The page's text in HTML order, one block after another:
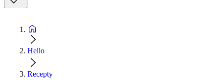
Hello
Recepty